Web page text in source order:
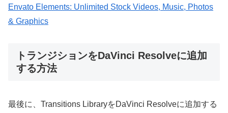
Envato Elements: Unlimited Stock Videos, Music, Photos
& Graphics
トランジションをDaVinci Resolveに追加
する方法
最後に、Transitions LibraryをDaVinci Resolveに追加する